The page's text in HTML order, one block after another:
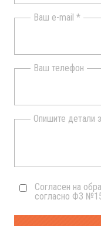
Ваш e-mail *
Ваш телефон
Опишите детали
Согласен на
согласно ФЗ